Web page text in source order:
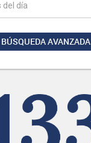
BÚSQUEDA AVANZADA